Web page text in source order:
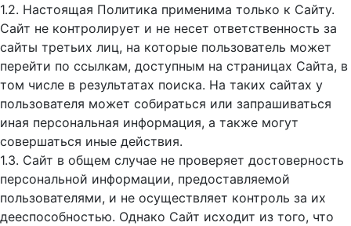
1.2. Настоящая Политика применима только к Сайту.
Сайт не контролирует и не несет ответственность за
сайты третьих лиц, на которые пользователь может
перейти по ссылкам, доступным на страницах Сайта, в
том числе в результатах поиска. На таких сайтах у
пользователя может собираться или запрашиваться
иная персональная информация, а также могут
совершаться иные действия.
1.3. Сайт в общем случае не проверяет достоверность
персональной информации, предоставляемой
пользователями, и не осуществляет контроль за их
дееспособностью. Однако Сайт исходит из того, что